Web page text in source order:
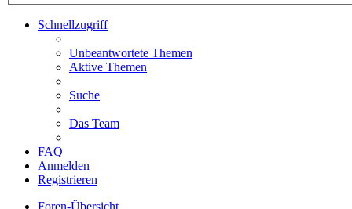
Schnellzugriff
Unbeantwortete Themen
Aktive Themen
Suche
Das Team
FAQ
Anmelden
Registrieren